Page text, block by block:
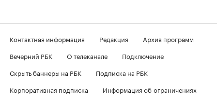
Контактная информация Редакция
Архив программ
Вечерний РБК
О телеканале
Подключение
Скрыть баннеры на РБК
Подписка на РБК
Корпоративная подписка
Информация об ограничениях